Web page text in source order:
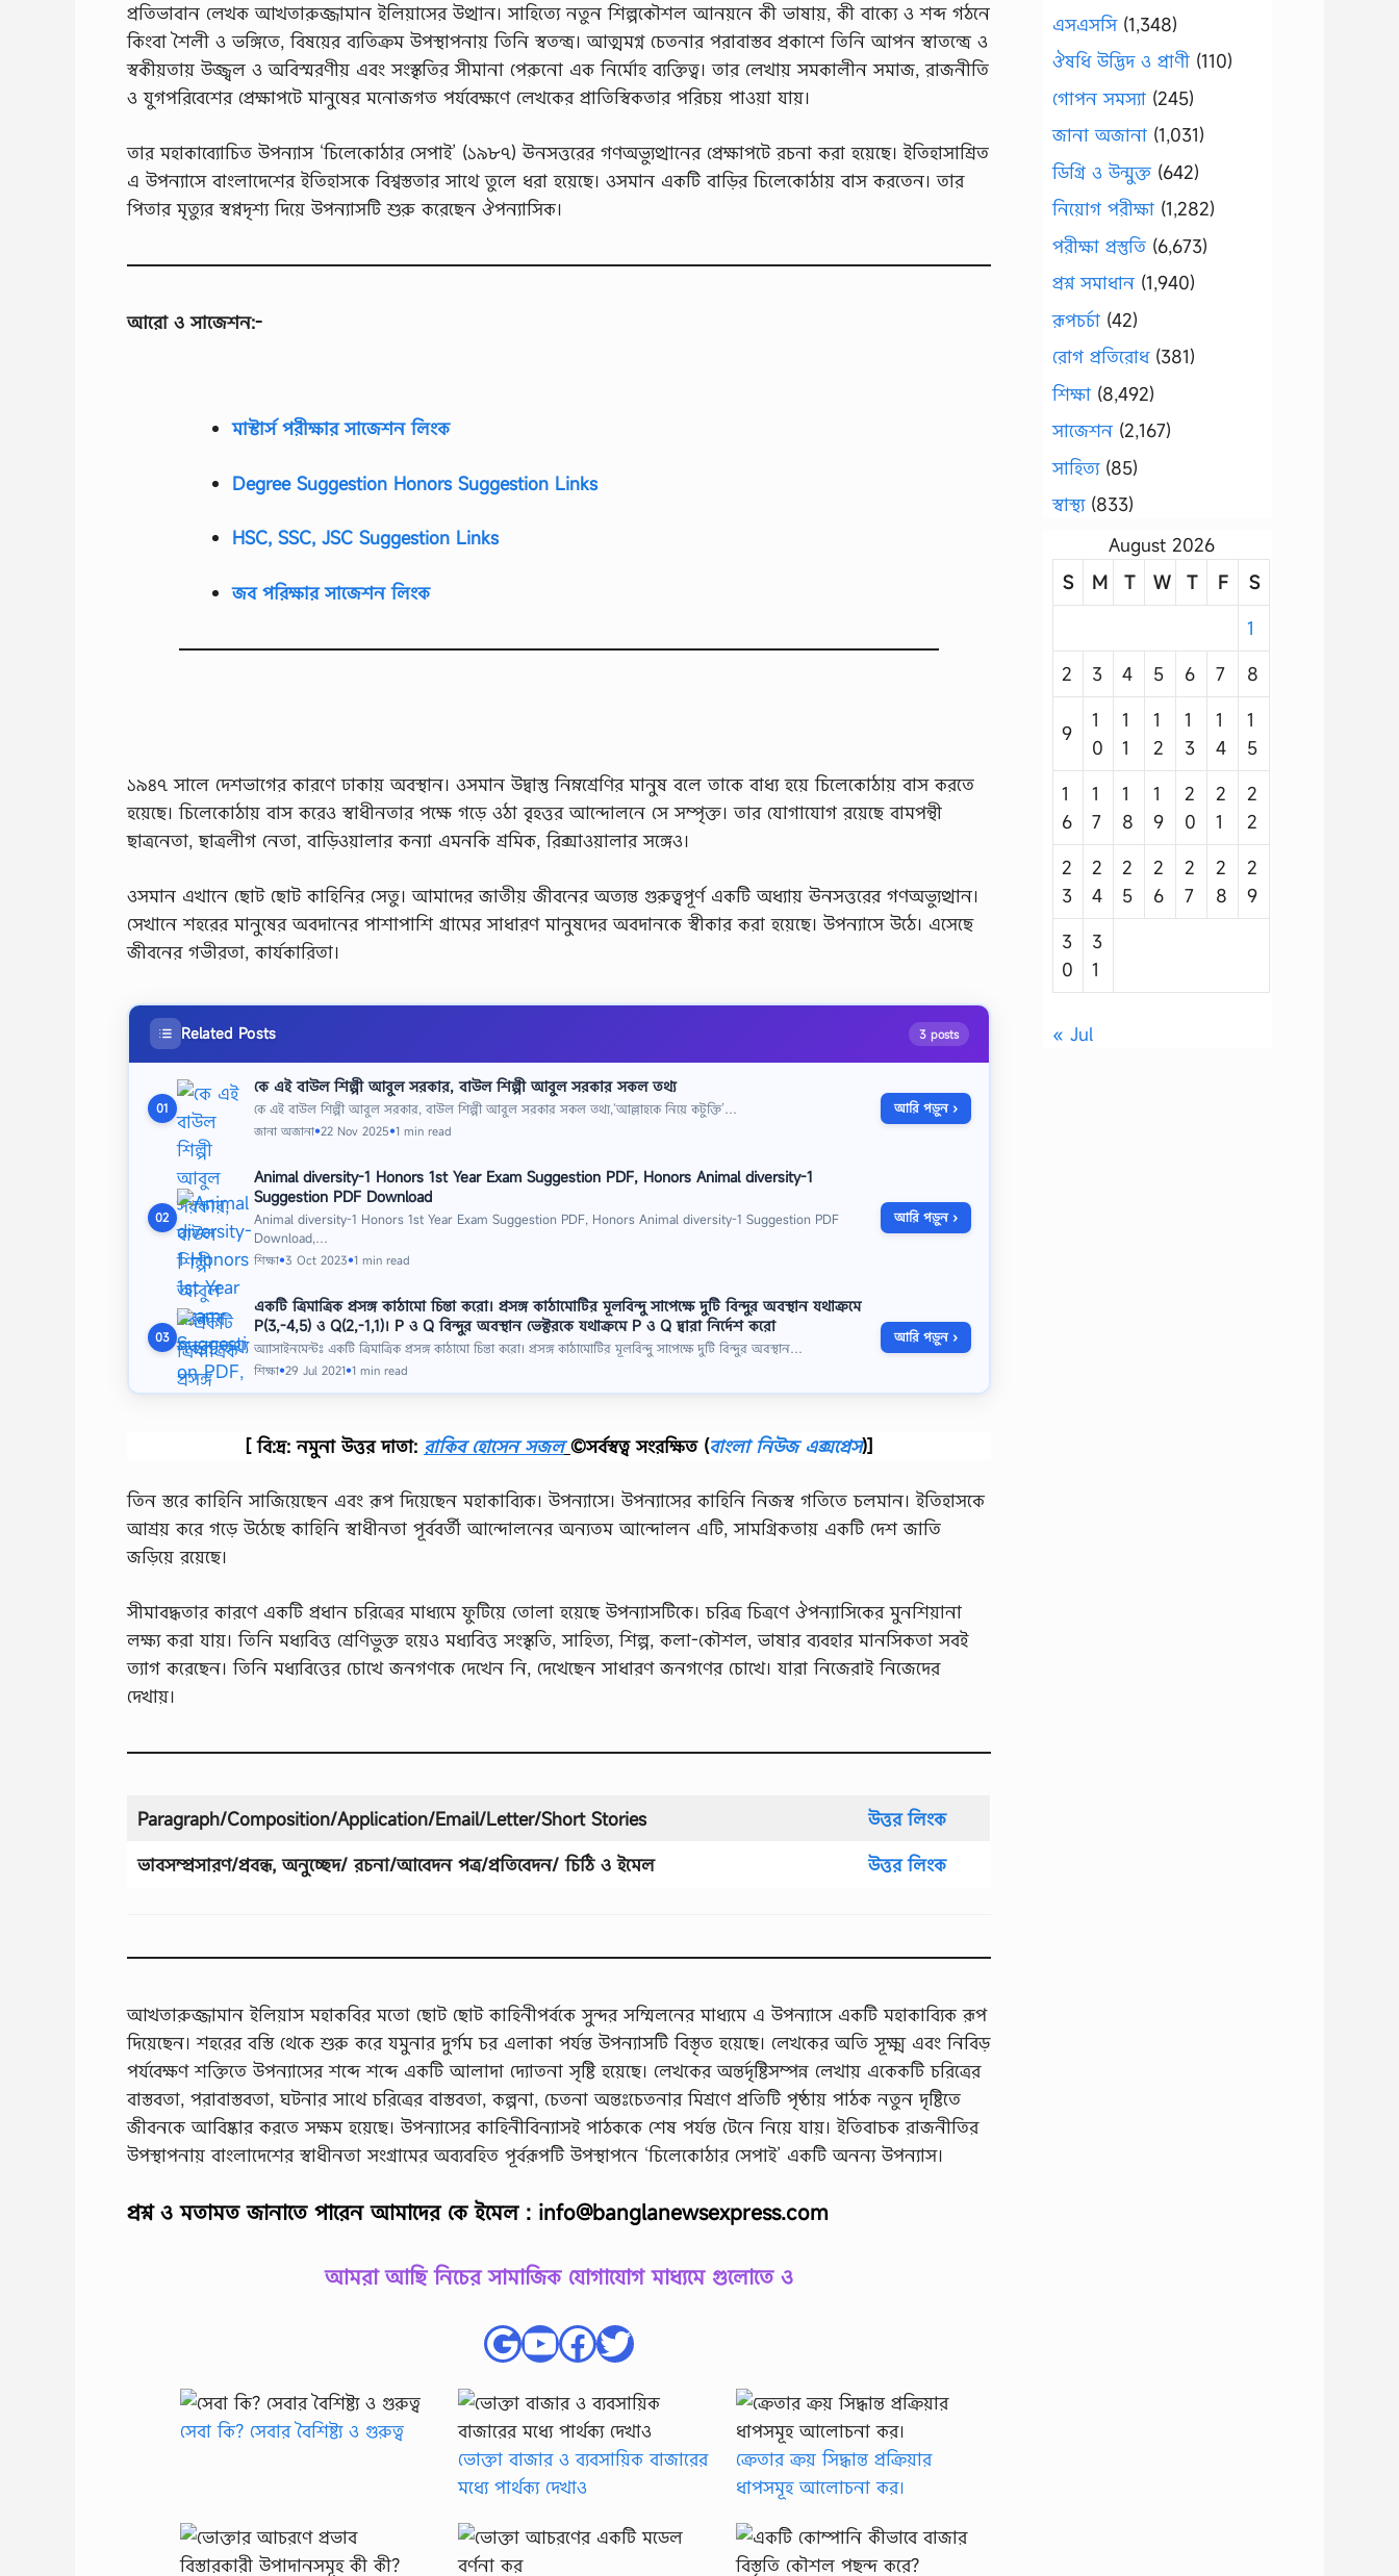
প্রতিভাবান লেখক আখতারুজ্জামান ইলিয়াসের উত্থান। সাহিত্যে নতুন শিল্পকৌশল আনয়নে কী ভাষায়, কী বাক্যে ও শব্দ গঠনে
কিংবা শৈলী ও ভঙ্গিতে, বিষয়ের ব্যতিক্রম উপস্থাপনায় তিনি স্বতন্ত্র। আত্মমগ্ন চেতনার পরাবাস্তব প্রকাশে তিনি আপন স্বাতন্ত্রে ও
স্বকীয়তায় উজ্জ্বল ও অবিস্মরণীয় এবং সংস্কৃতির সীমানা পেরুনাে এক নির্মোহ ব্যক্তিত্ব। তার লেখায় সমকালীন সমাজ, রাজনীতি
ও যুগপরিবেশের প্রেক্ষাপটে মানুষের মনােজগত পর্যবেক্ষণে লেখকের প্রাতিস্বিকতার পরিচয় পাওয়া যায়।
তার মহাকাব্যোচিত উপন্যাস ‘চিলেকোঠার সেপাই’ (১৯৮৭) ঊনসত্তরের গণঅভ্যুত্থানের প্রেক্ষাপটে রচনা করা হয়েছে। ইতিহাসাশ্রিত
এ উপন্যাসে বাংলাদেশের ইতিহাসকে বিশ্বস্ততার সাথে তুলে ধরা হয়েছে। ওসমান একটি বাড়ির চিলেকোঠায় বাস করতেন। তার
পিতার মৃত্যুর স্বপ্নদৃশ্য দিয়ে উপন্যাসটি শুরু করেছেন ঔপন্যাসিক।
আরো ও সাজেশন:-
মাস্টার্স পরীক্ষার সাজেশন লিংক
Degree Suggestion Honors Suggestion Links
HSC, SSC, JSC Suggestion Links
জব পরিক্ষার সাজেশন লিংক
১৯৪৭ সালে দেশভাগের কারণে ঢাকায় অবস্থান। ওসমান উদ্বাস্তু নিম্নশ্রেণির মানুষ বলে তাকে বাধ্য হয়ে চিলেকোঠায় বাস করতে
হয়েছে। চিলেকোঠায় বাস করেও স্বাধীনতার পক্ষে গড়ে ওঠা বৃহত্তর আন্দোলনে সে সম্পৃক্ত। তার যােগাযােগ রয়েছে বামপন্থী
ছাত্রনেতা, ছাত্রলীগ নেতা, বাড়িওয়ালার কন্যা এমনকি শ্রমিক, রিক্সাওয়ালার সঙ্গেও।
ওসমান এখানে ছােট ছােট কাহিনির সেতু। আমাদের জাতীয় জীবনের অত্যন্ত গুরুত্বপূর্ণ একটি অধ্যায় ঊনসত্তরের গণঅভ্যুত্থান।
সেখানে শহরের মানুষের অবদানের পাশাপাশি গ্রামের সাধারণ মানুষদের অবদানকে স্বীকার করা হয়েছে। উপন্যাসে উঠে। এসেছে
জীবনের গভীরতা, কার্যকারিতা।
Related Posts 3 posts
01
কে এই বাউল শিল্পী আবুল সরকার, বাউল শিল্পী আবুল সরকার সকল তথ্য
কে এই বাউল শিল্পী আবুল সরকার, বাউল শিল্পী আবুল সরকার সকল তথ্য,‘আল্লাহকে নিয়ে কটুক্তি’…
জানা অজানা●22 Nov 2025●1 min read
আরি পড়ুন ›
02
Animal diversity-1 Honors 1st Year Exam Suggestion PDF, Honors Animal diversity-1
Suggestion PDF Download
Animal diversity-1 Honors 1st Year Exam Suggestion PDF, Honors Animal diversity-1 Suggestion PDF
Download,…
শিক্ষা●3 Oct 2023●1 min read
আরি পড়ুন ›
03
একটি ত্রিমাত্রিক প্রসঙ্গ কাঠামাে চিন্তা করাে। প্রসঙ্গ কাঠামােটির মূলবিন্দু সাপেক্ষে দুটি বিন্দুর অবস্থান যথাক্রমে
P(3,-4,5) ও Q(2,-1,1)। P ও Q বিন্দুর অবস্থান ভেক্টরকে যথাক্রমে P ও Q দ্বারা নির্দেশ করাে
অ্যাসাইনমেন্টঃ একটি ত্রিমাত্রিক প্রসঙ্গ কাঠামাে চিন্তা করাে। প্রসঙ্গ কাঠামােটির মূলবিন্দু সাপেক্ষে দুটি বিন্দুর অবস্থান…
শিক্ষা●29 Jul 2021●1 min read
আরি পড়ুন ›
[ বি:দ্র: নমুনা উত্তর দাতা: রাকিব হোসেন সজল ©সর্বস্বত্ব সংরক্ষিত (বাংলা নিউজ এক্সপ্রেস)]
তিন স্তরে কাহিনি সাজিয়েছেন এবং রূপ দিয়েছেন মহাকাব্যিক। উপন্যাসে। উপন্যাসের কাহিনি নিজস্ব গতিতে চলমান। ইতিহাসকে
আশ্রয় করে গড়ে উঠেছে কাহিনি স্বাধীনতা পূর্ববর্তী আন্দোলনের অন্যতম আন্দোলন এটি, সামগ্রিকতায় একটি দেশ জাতি
জড়িয়ে রয়েছে।
সীমাবদ্ধতার কারণে একটি প্রধান চরিত্রের মাধ্যমে ফুটিয়ে তােলা হয়েছে উপন্যাসটিকে। চরিত্র চিত্রণে ঔপন্যাসিকের মুনশিয়ানা
লক্ষ্য করা যায়। তিনি মধ্যবিত্ত শ্রেণিভুক্ত হয়েও মধ্যবিত্ত সংস্কৃতি, সাহিত্য, শিল্প, কলা-কৌশল, ভাষার ব্যবহার মানসিকতা সবই
ত্যাগ করেছেন। তিনি মধ্যবিত্তের চোখে জনগণকে দেখেন নি, দেখেছেন সাধারণ জনগণের চোখে। যারা নিজেরাই নিজেদের
দেখায়।
Paragraph/Composition/Application/Email/Letter/Short Stories
উত্তর লিংক
ভাবসম্প্রসারণ/প্রবন্ধ, অনুচ্ছেদ/ রচনা/আবেদন পত্র/প্রতিবেদন/ চিঠি ও ইমেল উত্তর লিংক
আখতারুজ্জামান ইলিয়াস মহাকবির মতো ছোট ছোট কাহিনীপর্বকে সুন্দর সম্মিলনের মাধ্যমে এ উপন্যাসে একটি মহাকাব্যিক রূপ
দিয়েছেন। শহরের বস্তি থেকে শুরু করে যমুনার দুর্গম চর এলাকা পর্যন্ত উপন্যাসটি বিস্তৃত হয়েছে। লেখকের অতি সূক্ষ্ম এবং নিবিড়
পর্যবেক্ষণ শক্তিতে উপন্যাসের শব্দে শব্দে একটি আলাদা দ্যোতনা সৃষ্টি হয়েছে। লেখকের অন্তর্দৃষ্টিসম্পন্ন লেখায় একেকটি চরিত্রের
বাস্তবতা, পরাবাস্তবতা, ঘটনার সাথে চরিত্রের বাস্তবতা, কল্পনা, চেতনা অন্তঃচেতনার মিশ্রণে প্রতিটি পৃষ্ঠায় পাঠক নতুন দৃষ্টিতে
জীবনকে আবিষ্কার করতে সক্ষম হয়েছে। উপন্যাসের কাহিনীবিন্যাসই পাঠককে শেষ পর্যন্ত টেনে নিয়ে যায়। ইতিবাচক রাজনীতির
উপস্থাপনায় বাংলাদেশের স্বাধীনতা সংগ্রামের অব্যবহিত পূর্বরূপটি উপস্থাপনে ‘চিলেকোঠার সেপাই’ একটি অনন্য উপন্যাস।
প্রশ্ন ও মতামত জানাতে পারেন আমাদের কে ইমেল : info@banglanewsexpress.com
আমরা আছি নিচের সামাজিক যোগাযোগ মাধ্যমে গুলোতে ও
Google
YouTube
Facebook
Twitter
সেবা কি? সেবার বৈশিষ্ট্য ও গুরুত্ব
ভোক্তা বাজার ও ব্যবসায়িক বাজারের
মধ্যে পার্থক্য দেখাও
ক্রেতার ক্রয় সিদ্ধান্ত প্রক্রিয়ার
ধাপসমূহ আলোচনা কর।
এসএসসি(1,348)
ঔষধি উদ্ভিদ ও প্রাণী (110)
গোপন সমস্যা (245)
জানা অজানা (1,031)
ডিগ্রি ও উন্মুক্ত (642)
নিয়োগ পরীক্ষা (1,282)
পরীক্ষা প্রস্তুতি (6,673)
প্রশ্ন সমাধান (1,940)
রূপচর্চা (42)
রোগ প্রতিরোধ(381)
শিক্ষা (8,492)
সাজেশন (2,167)
সাহিত্য(85)
স্বাস্থ্য(833)
August 2026
S
M T W T F
S
1
2
3 4 5 6 7 8
9
1
0
1
1
1
2
1
3
1
4
1
5
1
6
1
7
1
8
1
9
2
0
2
1
2
2
2
3
2
4
2
5
2
6
2
7
2
8
2
9
3
0
3
1
« Jul